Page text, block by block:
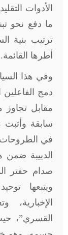
الأدوات
ما دفع نحو
ترتيب بنية
أطرها القائمة.
وفي هذا
دمج
مقابل
سابقة وأثبت
في الطروحات
الدبيبة
صدام حفتر
ويتبعها
القسري”،